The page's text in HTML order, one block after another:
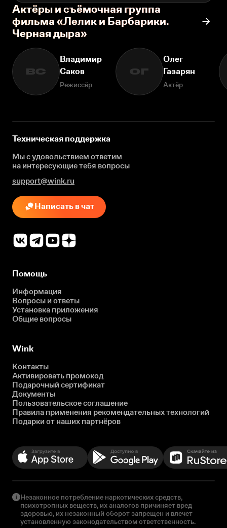
Актёры и съёмочная группа
фильма «Лелик и Барбарики.
Черная дыра»
ВС
Владимир
Саков
Режиссёр
ОГ
Олег
Газарян
Актёр
Техническая поддержка
Мы с удовольствием ответим
на интересующиетебя вопросы
support@wink.ru
Написать в чат
Помощь
Информация
Вопросы и ответы
Установка приложения
Общие вопросы
Wink
Контакты
Активировать промокод
Подарочный сертификат
Документы
Пользовательское соглашение
Правила применения рекомендательных технологий
Подарки от наших партнёров
Незаконное потребление наркотических средств,
психотропных веществ, их аналогов причиняет вред
здоровью, их незаконный оборот запрещен и влечет
установленную законодательством ответственность.